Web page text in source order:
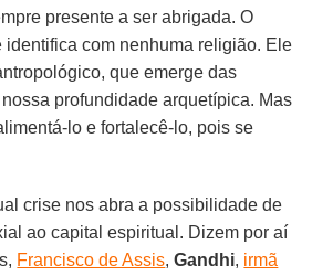
presente a ser abrigada. O
identifica com nenhuma religião. Ele
que emerge das
profundidade arquetípica. Mas
lo e fortalecê-lo, pois se
crise nos abra a possibilidade de
ao capital espiritual. Dizem por aí
Francisco de Assis,Gandhi, irmã